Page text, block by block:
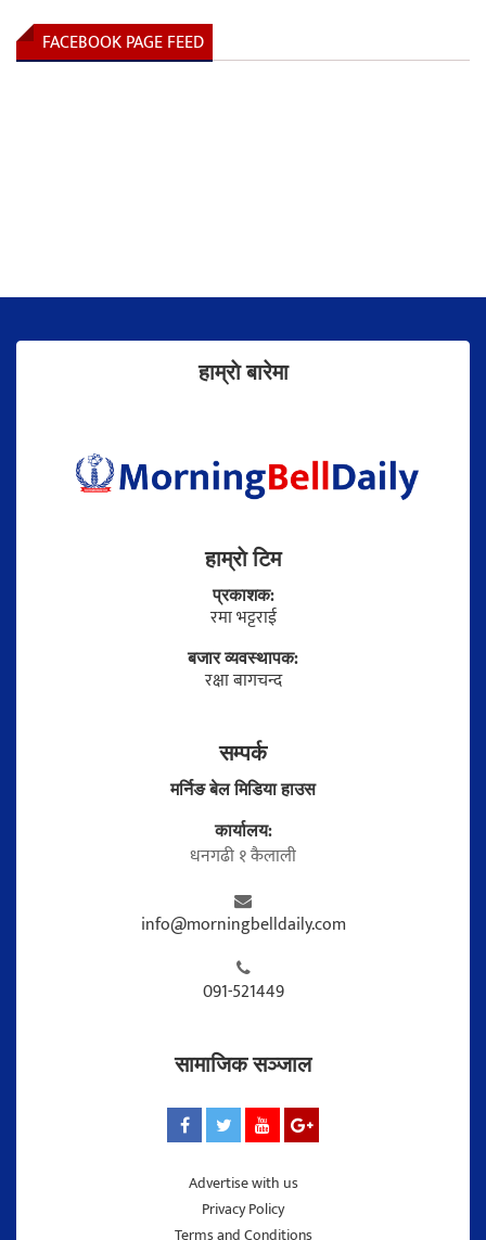
FACEBOOK PAGE FEED
हाम्राे बारेमा
हाम्राे टिम
प्रकाशक:
रमा भट्टराई
बजार व्यवस्थापक:
रक्षा बागचन्द
सम्पर्क
मर्निङ बेल मिडिया हाउस
कार्यालय:
धनगढी १ कैलाली
info@morningbelldaily.com
091-521449
सामाजिक सञ्जाल
Advertise with us
Privacy Policy
Terms and Conditions